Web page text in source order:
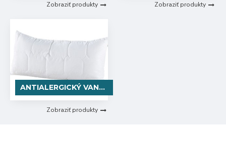
Zobraziť produkty Zobraziť produkty
ANTIALERGICKÝ VANKÚŠ
Zobraziť produkty